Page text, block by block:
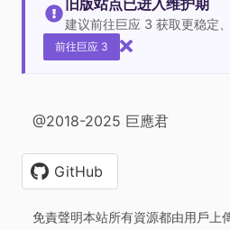
旧版站点已进入维护期
建议前往巨应 3 获取更稳定
前往巨应 3
@2018-2025 巨應君
GitHub
免責聲明本站所有資源都由用戶上